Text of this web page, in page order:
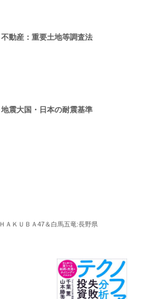
不動産：重要土地等調査法
地震大国・日本の耐震基準
ＨＡＫＵＢＡ47＆白馬五竜:長野県